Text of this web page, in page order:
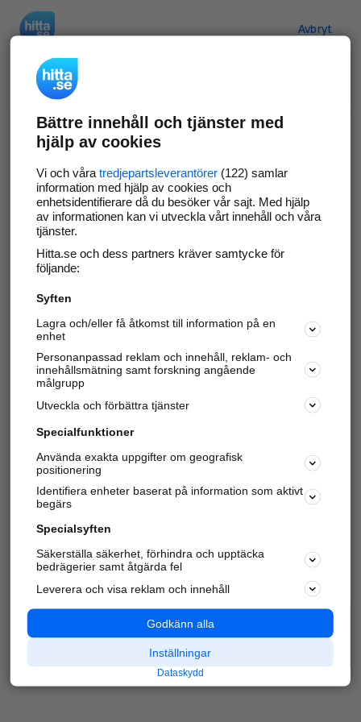
Avbryt
Verifiera ditt företag
Gör som 69 529företag
företagssida på hitta.se och syns bättre mot
kunder i ditt närområde. Helt kostnadsfritt.
Uppdatera din företagsinformation
Svara på och hantera dina omdömen
Har du redan verifierat ditt företag? Logga in
Varje vecka besöker du och4 miljoner
andra
härliga användare oss för att hitta rätt lokal
information om företag, privatpersoner och
platser.
Bättre innehåll och tjänster med
hjälp av cookies
Vi och våra tredjepartsleverantörer(122) samlar
information med hjälp av cookies och
enhetsidentifierare då du besöker vår sajt. Med hjälp
av informationen kan vi utveckla vårt innehåll och våra
tjänster.
Hitta.se och dess partners kräver samtycke för
följande:
Syften
Lagra och/eller få åtkomst till information på en
enhet
Personanpassad reklam och innehåll, reklam- och
innehållsmätning samt forskning angående
målgrupp
Utveckla och förbättra tjänster
Specialfunktioner
Använda exakta uppgifter om geografisk
positionering
Identifiera enheter baserat på information som aktivt
begärs
Specialsyften
Säkerställa säkerhet, förhindra och upptäcka
bedrägerier samt åtgärda fel
Leverera och visa reklam och innehåll
Godkänn alla
Inställningar
Dataskydd